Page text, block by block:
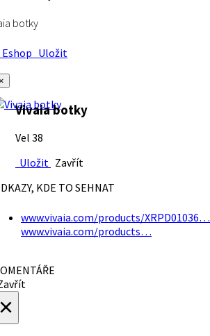
botky
Uložit
Vivaia botky
Vel 38
Uložit Zavřít
KDE TO SEHNAT
www.vivaia.com/products/XRPD01036…
www.vivaia.com/products…